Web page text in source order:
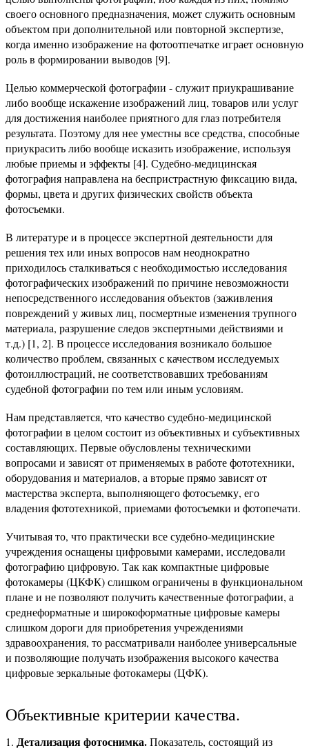
своего основного предназначения, может служить основным
объектом при дополнительной или повторной экспертизе,
когда именно изображение на фотоотпечатке играет основную
роль в формировании выводов [9].
Целью коммерческой фотографии - служит приукрашивание
либо вообще искажение изображений лиц, товаров или услуг
для достижения наиболее приятного для глаз потребителя
результата. Поэтому для нее уместны все средства, способные
приукрасить либо вообще исказить изображение, используя
любые приемы и эффекты [4]. Судебно-медицинская
фотография направлена на беспристрастную фиксацию вида,
формы, цвета и других физических свойств объекта
фотосъемки.
В литературе и в процессе экспертной деятельности для
решения тех или иных вопросов нам неоднократно
приходилось сталкиваться с необходимостью исследования
фотографических изображений по причине невозможности
непосредственного исследования объектов (заживления
повреждений у живых лиц, посмертные изменения трупного
материала, разрушение следов экспертными действиями и
т.д.) [1, 2]. В процессе исследования возникало большое
количество проблем, связанных с качеством исследуемых
фотоиллюстраций, не соответствовавших требованиям
судебной фотографии по тем или иным условиям.
Нам представляется, что качество судебно-медицинской
фотографии в целом состоит из объективных и субъективных
составляющих. Первые обусловлены техническими
вопросами и зависят от применяемых в работе фототехники,
оборудования и материалов, а вторые прямо зависят от
мастерства эксперта, выполняющего фотосъемку, его
владения фототехникой, приемами фотосъемки и фотопечати.
Учитывая то, что практически все судебно-медицинские
учреждения оснащены цифровыми камерами, исследовали
фотографию цифровую. Так как компактные цифровые
фотокамеры (ЦКФК) слишком ограничены в функциональном
плане и не позволяют получить качественные фотографии, а
среднеформатные и широкоформатные цифровые камеры
слишком дороги для приобретения учреждениями
здравоохранения, то рассматривали наиболее универсальные
и позволяющие получать изображения высокого качества
цифровые зеркальные фотокамеры (ЦФК).
Объективные критерии качества.
Детализация фотоснимка.Показатель, состоящий из